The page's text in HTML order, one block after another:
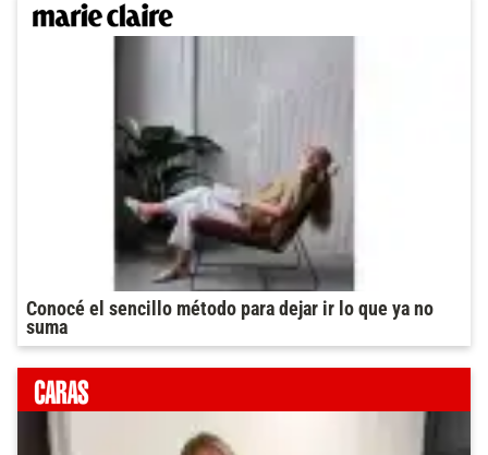
Conocé el sencillo método para dejar ir lo que ya no
suma